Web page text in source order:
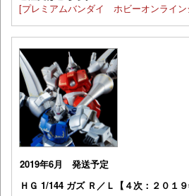
[プレミアムバンダイ ホビーオンライン
2019年6月 発送予定
ＨＧ 1/144 ガズ Ｒ／Ｌ【４次：２０１９